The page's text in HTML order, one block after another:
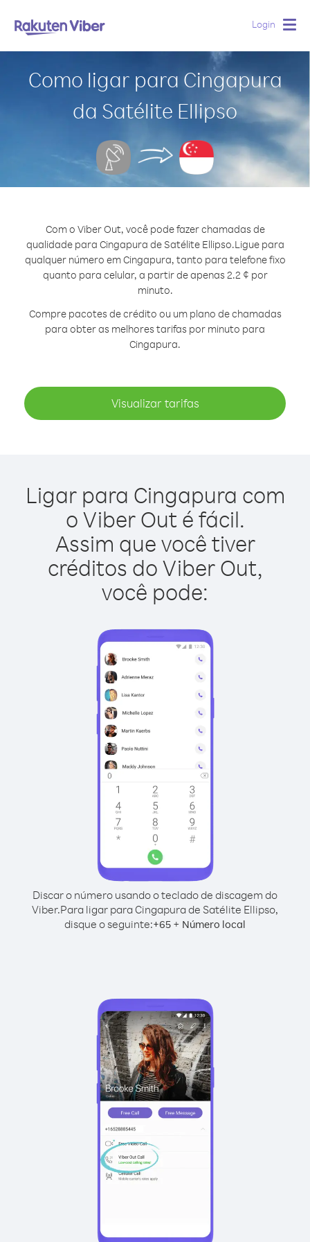
Login
Como ligar para Cingapura
da Satélite Ellipso
Com o Viber Out, você pode fazer chamadas de
qualidade para Cingapura de Satélite Ellipso.Ligue para
qualquer número em Cingapura, tanto para telefone fixo
quanto para celular, a partir de apenas 2.2 ¢ por
minuto.
Compre pacotes de crédito ou um plano de chamadas
para obter as melhores tarifas por minuto para
Cingapura.
Visualizar tarifas
Ligar para Cingapura com
o Viber Out é fácil.
Assim que você tiver
créditos do Viber Out,
você pode:
Discar o número usando o teclado de discagem do
Viber.Para ligar para Cingapura de Satélite Ellipso,
disque o seguinte:+65 + Número local